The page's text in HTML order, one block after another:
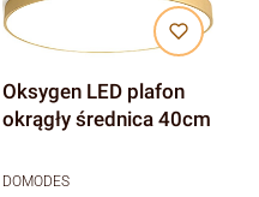
Oksygen LED plafon
okrągły średnica 40cm
DOMODES